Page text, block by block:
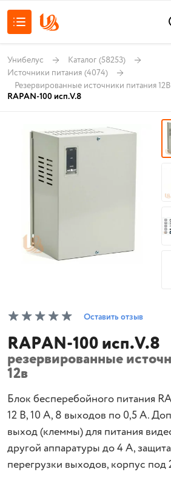
Унибелус Каталог (58253)
Источники питания (4074)
Резервированные источники питания 12В
RAPAN-100 исп.V.8
Оставить отзыв
RAPAN-100 исп.V.8
резервированные
12в
Блок бесперебойного питания
12 В, 10 А, 8 выходов по 0,5 А.
выход (клеммы) для питания
другой аппаратуры до 4 А,
перегрузки выходов, корпус под